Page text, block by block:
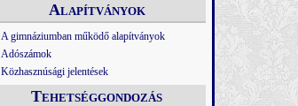
Alapítványok
A gimnáziumban működő alapítványok
Adószámok
Közhasznúsági jelentések
Tehetséggondozás